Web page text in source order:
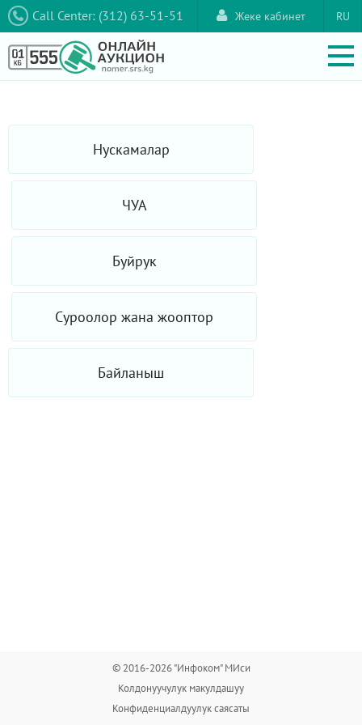
Call Center: (312) 63-51-51 RU
Жеке кабинет
Нускамалар
ЧУА
Буйрук
Суроолор жана жооптор
Байланыш
© 2016-2026 "Инфоком" МИси
Колдонуучулук макулдашуу
Конфиденциалдуулук саясаты